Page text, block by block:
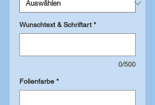
Wunschtext & Schriftart *
0/500
Folienfarbe *